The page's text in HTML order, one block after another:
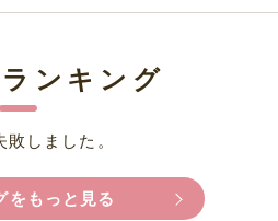
ンキング
しました。
をもっと見る